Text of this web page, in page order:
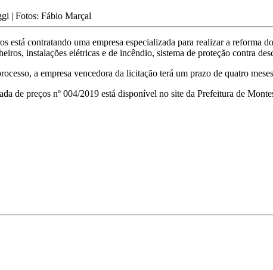
| Fotos: Fábio Marçal
está contratando uma empresa especializada para realizar a
instalações elétricas e de incêndio, sistema de proteção contra
a empresa vencedora da licitação terá um prazo de quatro
de preços nº 004/2019 está disponível no site da Prefeitura de